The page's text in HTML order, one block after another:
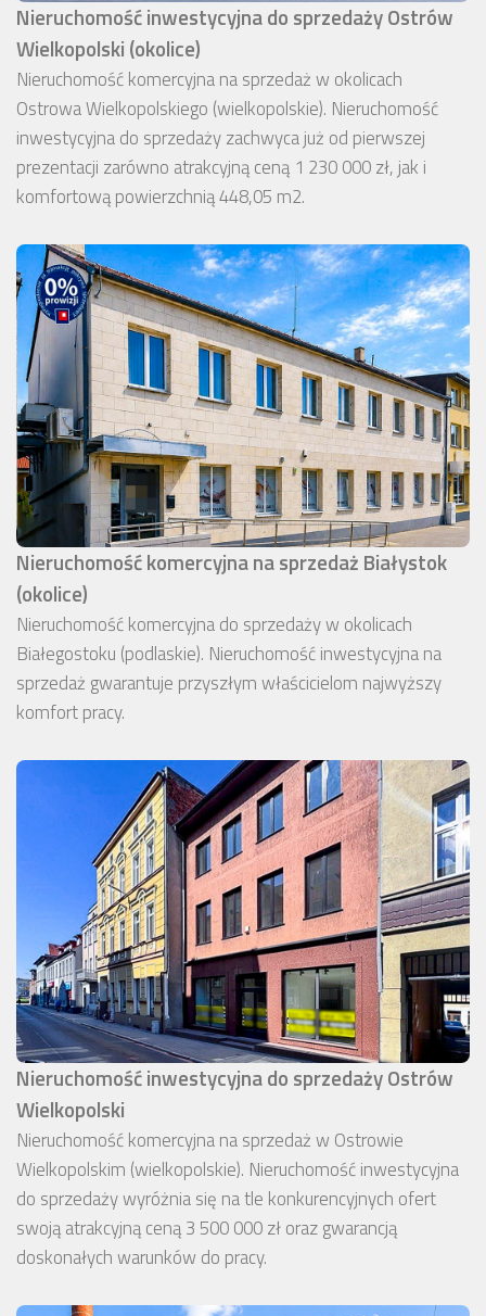
Nieruchomość inwestycyjna do sprzedaży Ostrów
Wielkopolski (okolice)
Nieruchomość komercyjna na sprzedaż w okolicach
Ostrowa Wielkopolskiego (wielkopolskie). Nieruchomość
inwestycyjna do sprzedaży zachwyca już od pierwszej
prezentacji zarówno atrakcyjną ceną 1 230 000 zł, jak i
komfortową powierzchnią 448,05 m2.
Nieruchomość komercyjna na sprzedaż Białystok
(okolice)
Nieruchomość komercyjna do sprzedaży w okolicach
Białegostoku (podlaskie). Nieruchomość inwestycyjna na
sprzedaż gwarantuje przyszłym właścicielom najwyższy
komfort pracy.
Nieruchomość inwestycyjna do sprzedaży Ostrów
Wielkopolski
Nieruchomość komercyjna na sprzedaż w Ostrowie
Wielkopolskim (wielkopolskie). Nieruchomość inwestycyjna
do sprzedaży wyróżnia się na tle konkurencyjnych ofert
swoją atrakcyjną ceną 3 500 000 zł oraz gwarancją
doskonałych warunków do pracy.